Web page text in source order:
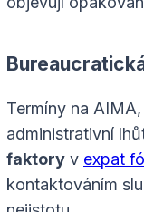
Termíny na
administrativní
faktory v expat
kontaktováním